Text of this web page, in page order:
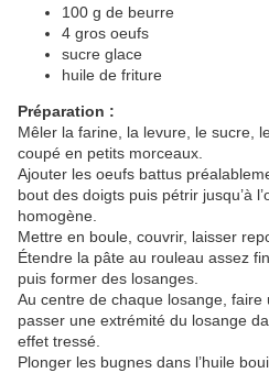
100 g de beurre
4 gros oeufs
sucre glace
huile de friture
Préparation :
Mêler la farine, la levure, le sucre,
coupé en petits morceaux.
Ajouter les oeufs battus
bout des doigts puis pétrir jusqu’à
homogène.
Mettre en boule, couvrir, laisser
Étendre la pâte au rouleau assez
puis former des losanges.
Au centre de chaque losange, faire
passer une extrémité du losange
effet tressé.
Plonger les bugnes dans l’huile